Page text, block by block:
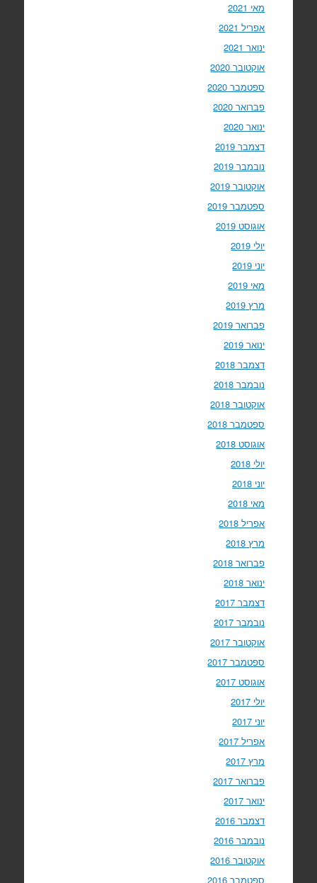
מאי 2021
אפריל 2021
ינואר 2021
אוקטובר 2020
ספטמבר 2020
פברואר 2020
ינואר 2020
דצמבר 2019
נובמבר 2019
אוקטובר 2019
ספטמבר 2019
אוגוסט 2019
יולי 2019
יוני 2019
מאי 2019
מרץ 2019
פברואר 2019
ינואר 2019
דצמבר 2018
נובמבר 2018
אוקטובר 2018
ספטמבר 2018
אוגוסט 2018
יולי 2018
יוני 2018
מאי 2018
אפריל 2018
מרץ 2018
פברואר 2018
ינואר 2018
דצמבר 2017
נובמבר 2017
אוקטובר 2017
ספטמבר 2017
אוגוסט 2017
יולי 2017
יוני 2017
אפריל 2017
מרץ 2017
פברואר 2017
ינואר 2017
דצמבר 2016
נובמבר 2016
אוקטובר 2016
ספטמבר 2016